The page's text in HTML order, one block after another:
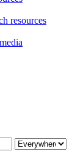
resources